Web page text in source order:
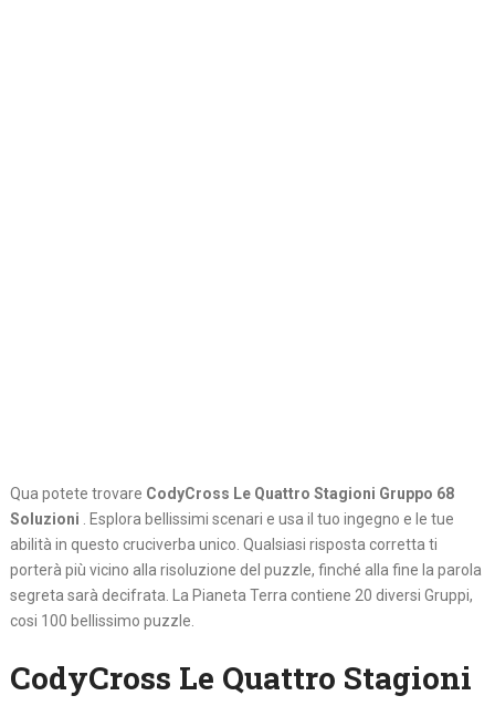
Qua potete trovare CodyCross Le Quattro Stagioni Gruppo 68
Soluzioni . Esplora bellissimi scenari e usa il tuo ingegno e le tue
abilità in questo cruciverba unico. Qualsiasi risposta corretta ti
porterà più vicino alla risoluzione del puzzle, finché alla fine la parola
segreta sarà decifrata. La Pianeta Terra contiene 20 diversi Gruppi,
cosi 100 bellissimo puzzle.
CodyCross Le Quattro Stagioni